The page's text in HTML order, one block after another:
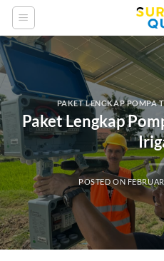
Skip
content
PAKET LENGKAP POMPA
Paket Lengkap
POSTED ON